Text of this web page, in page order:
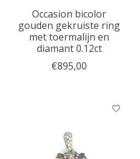
Occasion bicolor
gouden gekruiste ring
met toermalijn en
diamant 0.12ct
€895,00